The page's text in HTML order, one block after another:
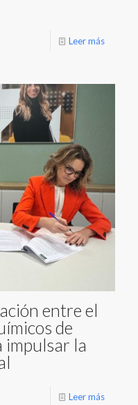
Leer más
entre el
de
impulsar la
Leer más